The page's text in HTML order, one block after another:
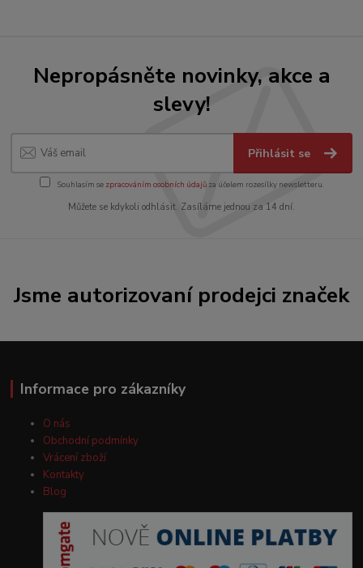
Nepropásněte novinky, akce a
slevy!
Přihlásit se
Souhlasím se zpracováním osobních údajůza účelem rozesílky newsletteru.
Můžete se kdykoli odhlásit. Zasíláme jednou za 14 dní.
Jsme autorizovaní prodejci značek
Informace pro zákazníky
O nás
Obchodní podmínky
Vrácení zboží
Kontakty
Blog